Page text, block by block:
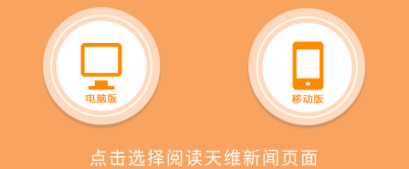
点击选择阅读天维新闻页面